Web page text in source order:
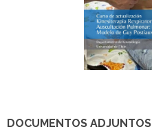
DOCUMENTOS ADJUNTOS